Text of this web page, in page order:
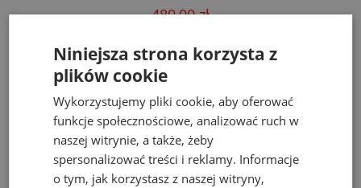
489,00 zł
Najniższa cena:
do koszyka
Opinie Pytania i odpowiedzi
Niniejsza strona korzysta z
plików cookie
Wykorzystujemy pliki cookie, aby oferować
funkcje społecznościowe, analizować ruch w
naszej witrynie, a także, żeby
spersonalizować treści i reklamy. Informacje
o tym, jak korzystasz z naszej witryny,